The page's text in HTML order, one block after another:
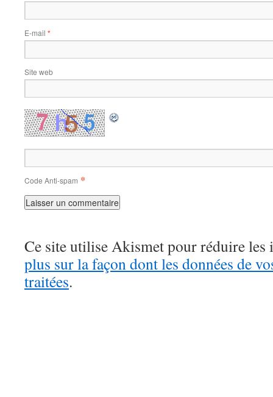
E-mail *
Site web
Code Anti-spam *
Ce site utilise Akismet pour réduire les
plus sur la façon dont les données de
traitées.